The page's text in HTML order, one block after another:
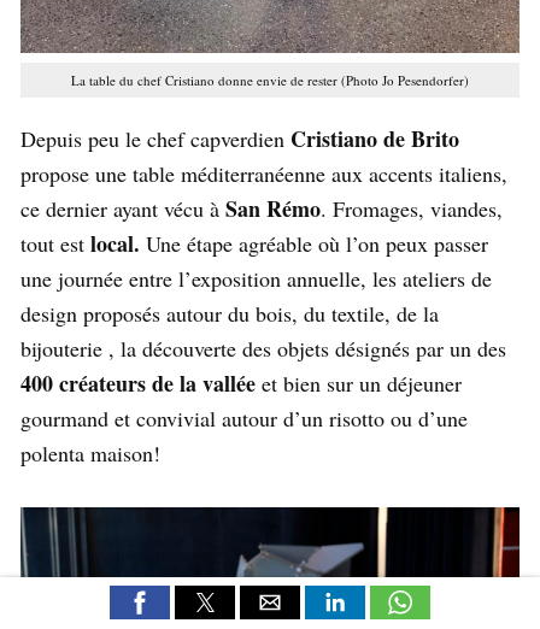
La table du chef Cristiano donne envie de rester (Photo Jo Pesendorfer)
Depuis peu le chef capverdien Cristiano de Brito
propose une table méditerranéenne aux accents italiens,
ce dernier ayant vécu à San Rémo. Fromages, viandes,
tout est local. Une étape agréable où l’on peux passer
une journée entre l’exposition annuelle, les ateliers de
design proposés autour du bois, du textile, de la
bijouterie , la découverte des objets désignés par un des
400 créateurs de la vallée et bien sur un déjeuner
gourmand et convivial autour d’un risotto ou d’une
polenta maison!